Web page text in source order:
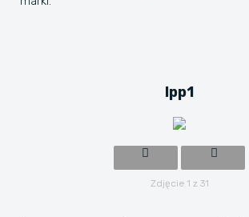
lpp1
Zdjęcie 1 z 31